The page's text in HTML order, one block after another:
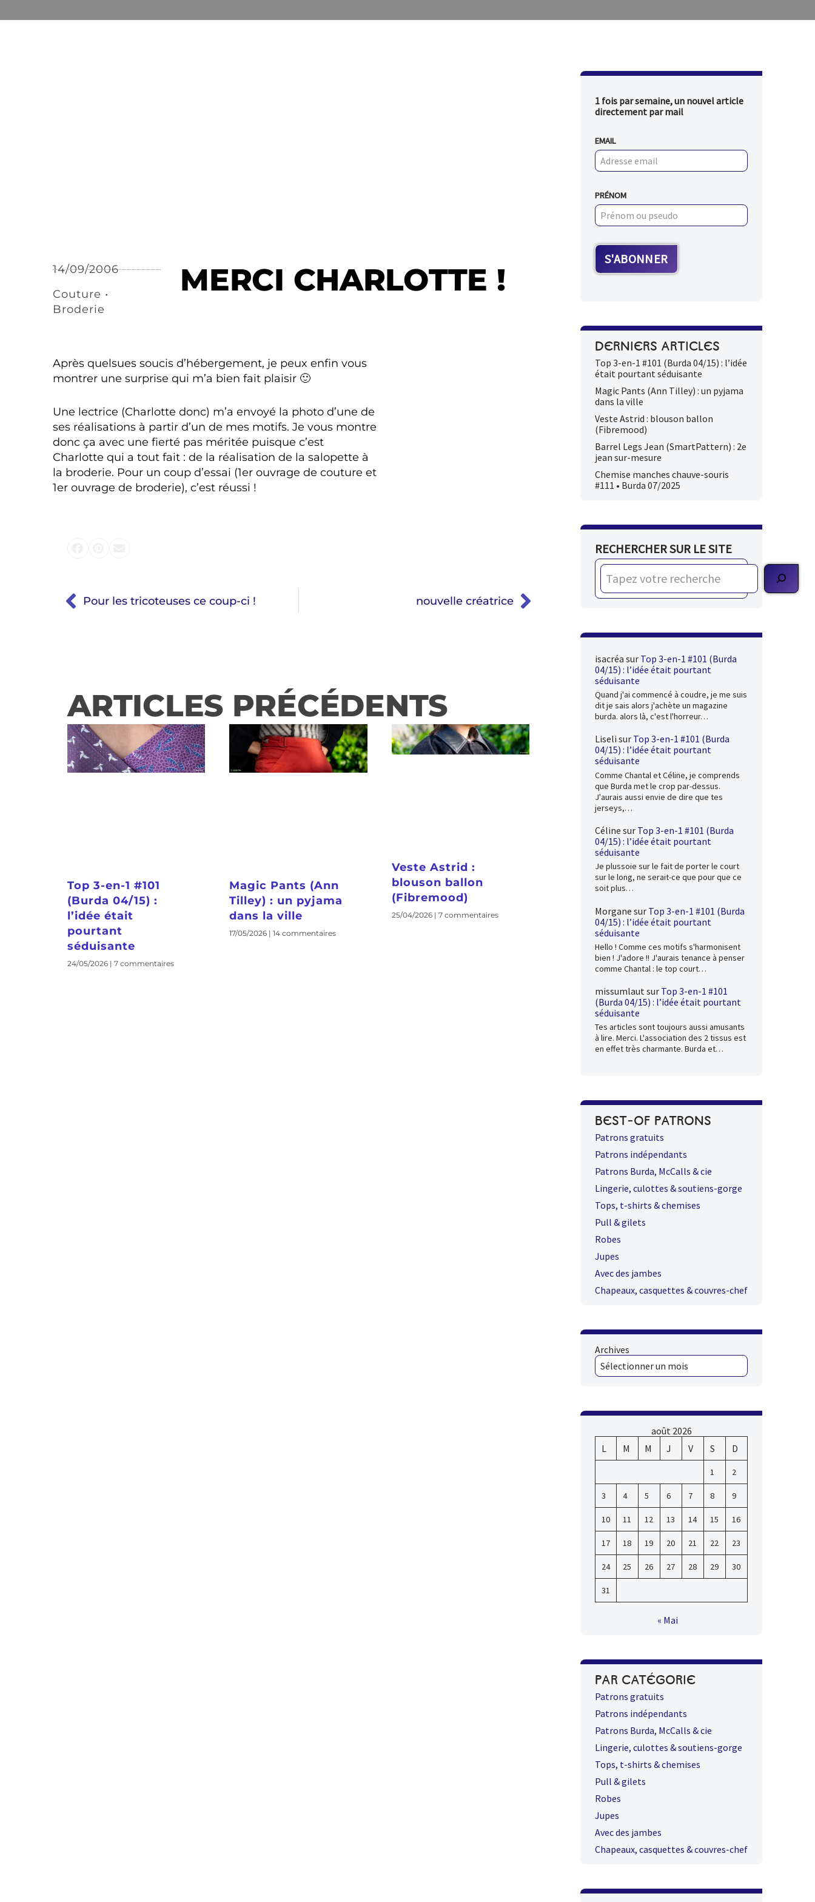
14/09/2006
Couture •
Broderie
MERCI CHARLOTTE !
Après quelsues soucis d’hébergement, je peux enfin vous
montrer une surprise qui m’a bien fait plaisir 🙂
Une lectrice (Charlotte donc) m’a envoyé la photo d’une de
ses réalisations à partir d’un de mes motifs. Je vous montre
donc ça avec une fierté pas méritée puisque c’est
Charlotte qui a tout fait : de la réalisation de la salopette à
la broderie. Pour un coup d’essai (1er ouvrage de couture et
1er ouvrage de broderie), c’est réussi !
Pour les tricoteuses ce coup-ci ! nouvelle créatrice
ARTICLES PRÉCÉDENTS
Top 3-en-1 #101
(Burda 04/15) :
l’idée était
pourtant
séduisante
24/05/2026 7 commentaires
Magic Pants (Ann
Tilley) : un pyjama
dans la ville
17/05/2026 14 commentaires
Veste Astrid :
blouson ballon
(Fibremood)
25/04/2026 7 commentaires
1 fois par semaine, un nouvel article
directement par mail
EMAIL
PRÉNOM
DERNIERS ARTICLES
Top 3-en-1 #101 (Burda 04/15) : l’idée
était pourtant séduisante
Magic Pants (Ann Tilley) : un pyjama
dans la ville
Veste Astrid : blouson ballon
(Fibremood)
Barrel Legs Jean (SmartPattern) : 2e
jean sur-mesure
Chemise manches chauve-souris
#111 • Burda 07/2025
RECHERCHER SUR LE SITE
isacréa sur Top 3-en-1 #101 (Burda
04/15) : l’idée était pourtant
séduisante
Quand j'ai commencé à coudre, je me suis
dit je sais alors j'achète un magazine
burda. alors là, c'est l'horreur…
Liseli sur Top 3-en-1 #101 (Burda
04/15) : l’idée était pourtant
séduisante
Comme Chantal et Céline, je comprends
que Burda met le crop par-dessus.
J'aurais aussi envie de dire que tes
jerseys,…
Céline sur Top 3-en-1 #101 (Burda
04/15) : l’idée était pourtant
séduisante
Je plussoie sur le fait de porter le court
sur le long, ne serait-ce que pour que ce
soit plus…
Morgane sur Top 3-en-1 #101 (Burda
04/15) : l’idée était pourtant
séduisante
Hello ! Comme ces motifs s'harmonisent
bien ! J'adore !! J'aurais tenance à penser
comme Chantal : le top court…
missumlautsur Top 3-en-1 #101
(Burda 04/15) : l’idée était pourtant
séduisante
Tes articles sont toujours aussi amusants
à lire. Merci. L'association des 2 tissus est
en effet très charmante. Burda et…
BEST-OF PATRONS
Patrons gratuits
Patrons indépendants
Patrons Burda, McCalls & cie
Lingerie, culottes & soutiens-gorge
Tops, t-shirts & chemises
Pull & gilets
Robes
Jupes
Avec des jambes
Chapeaux, casquettes & couvres-chef
Archives
août 2026
L
M M J V S D
1 2
3 4 5 6 7 8 9
10 11 12 13 14 15 16
17 18 19 20 21 22 23
24 25 26 27 28 29 30
31
« Mai
PAR CATÉGORIE
Patrons gratuits
Patrons indépendants
Patrons Burda, McCalls & cie
Lingerie, culottes & soutiens-gorge
Tops, t-shirts & chemises
Pull & gilets
Robes
Jupes
Avec des jambes
Chapeaux, casquettes & couvres-chef